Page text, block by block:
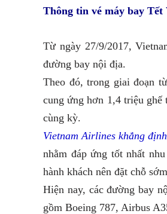
Thông tin vé máy bay Tết
Từ ngày 27/9/2017,
đường bay nội địa.
Theo đó, trong giai đoạn
cung ứng hơn 1,4 triệu ghế
cùng kỳ.
Vietnam Airlines khẳng
nhằm đáp ứng tốt nhất
hành khách nên đặt chỗ
Hiện nay, các đường bay
gồm Boeing 787, Airbus